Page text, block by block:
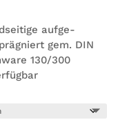
auf­ge­
gem. DIN
130/300